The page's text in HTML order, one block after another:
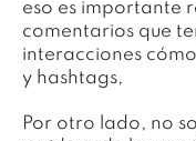
eso es importante
comentarios que
interacciones
y hashtags,
Por otro lado, no